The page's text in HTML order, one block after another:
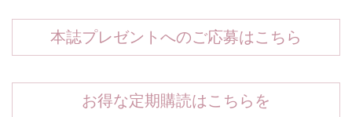
本誌プレゼントへのご応募はこちら
お得な定期購読はこちらを